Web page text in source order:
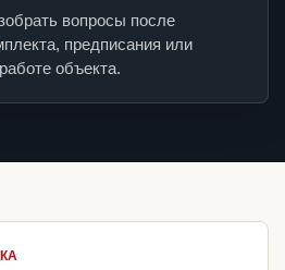
вопросы после
предписания или
объекта.